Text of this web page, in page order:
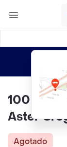
100
Aster
Agotado